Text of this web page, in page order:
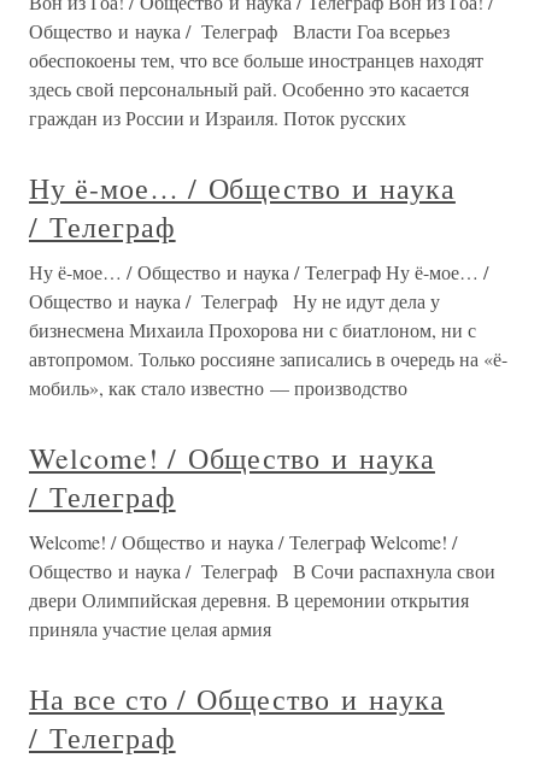
Общество и наука / Телеграф Власти Гоа всерьез
обеспокоены тем, что все больше иностранцев находят
здесь свой персональный рай. Особенно это касается
граждан из России и Израиля. Поток русских
Ну ё-мое… / Общество и наука
/ Телеграф
Ну ё-мое… / Общество и наука / Телеграф Ну ё-мое… /
Общество и наука / Телеграф Ну не идут дела у
бизнесмена Михаила Прохорова ни с биатлоном, ни с
автопромом. Только россияне записались в очередь на «ё-
мобиль», как стало известно — производство
Welcome! / Общество и наука
/ Телеграф
Welcome! / Общество и наука / Телеграф Welcome! /
Общество и наука / Телеграф В Сочи распахнула свои
двери Олимпийская деревня. В церемонии открытия
приняла участие целая армия
На все сто / Общество и наука
/ Телеграф